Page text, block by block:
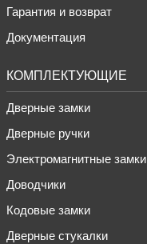
Гарантия и возврат
Документация
КОМПЛЕКТУЮЩИЕ
Дверные замки
Дверные ручки
Электромагнитные замки
Доводчики
Кодовые замки
Дверные стукалки